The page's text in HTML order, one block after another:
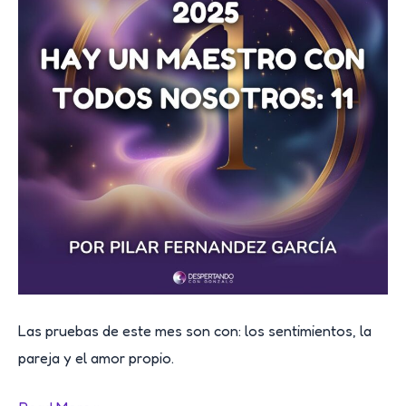
Las pruebas de este mes son con: los sentimientos, la
pareja y el amor propio.